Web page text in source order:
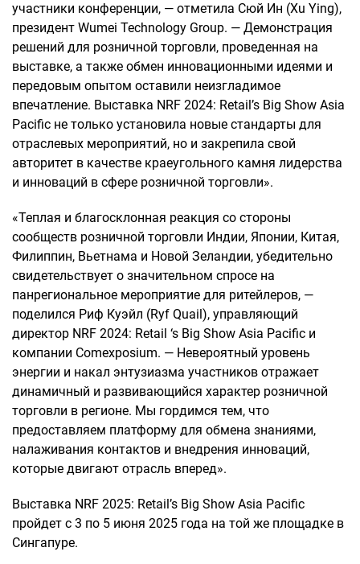
участники конференции, — отметила Сюй Ин (Xu Ying),
президент Wumei Technology Group. — Демонстрация
решений для розничной торговли, проведенная на
выставке, а также обмен инновационными идеями и
передовым опытом оставили неизгладимое
впечатление. Выставка NRF 2024: Retail’s Big Show Asia
Pacific не только установила новые стандарты для
отраслевых мероприятий, но и закрепила свой
авторитет в качестве краеугольного камня лидерства
и инноваций в сфере розничной торговли».
«Теплая и благосклонная реакция со стороны
сообществ розничной торговли Индии, Японии, Китая,
Филиппин, Вьетнама и Новой Зеландии, убедительно
свидетельствует о значительном спросе на
панрегиональное мероприятие для ритейлеров, —
поделился Риф Куэйл (Ryf Quail), управляющий
директор NRF 2024: Retail ‘s Big Show Asia Pacific и
компании Comexposium. — Невероятный уровень
энергии и накал энтузиазма участников отражает
динамичный и развивающийся характер розничной
торговли в регионе. Мы гордимся тем, что
предоставляем платформу для обмена знаниями,
налаживания контактов и внедрения инноваций,
которые двигают отрасль вперед».
Выставка NRF 2025: Retail’s Big Show Asia Pacific
пройдет с 3 по 5 июня 2025 года на той же площадке в
Сингапуре.